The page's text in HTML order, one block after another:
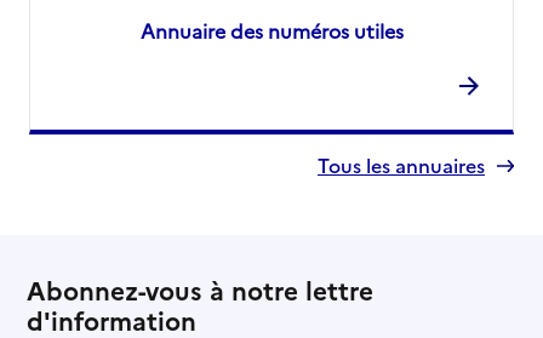
Annuaire des numéros utiles
Tous les annuaires
Abonnez-vous à notre lettre
d'information